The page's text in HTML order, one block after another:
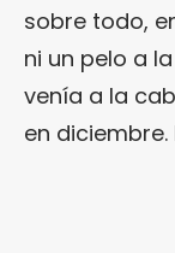
sobre todo,
ni un pelo a
venía a la
en